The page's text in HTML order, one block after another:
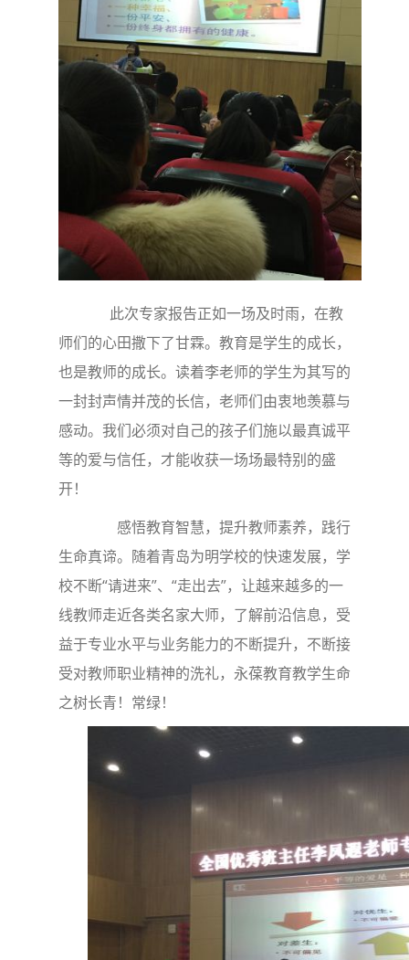
此次专家报告正如一场及时雨，在教
师们的心田撒下了甘霖。教育是学生的成长，
也是教师的成长。读着李老师的学生为其写的
一封封声情并茂的长信，老师们由衷地羡慕与
感动。我们必须对自己的孩子们施以最真诚平
等的爱与信任，才能收获一场场最特别的盛
开！
感悟教育智慧，提升教师素养，践行
生命真谛。随着青岛为明学校的快速发展，学
校不断“请进来”、“走出去”，让越来越多的一
线教师走近各类名家大师，了解前沿信息，受
益于专业水平与业务能力的不断提升，不断接
受对教师职业精神的洗礼，永葆教育教学生命
之树长青！常绿！